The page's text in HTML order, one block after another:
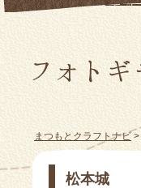
まつもとクラフトナビ>
松本城